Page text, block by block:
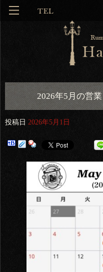
2026年5月の営
投稿日 2026年5月1日